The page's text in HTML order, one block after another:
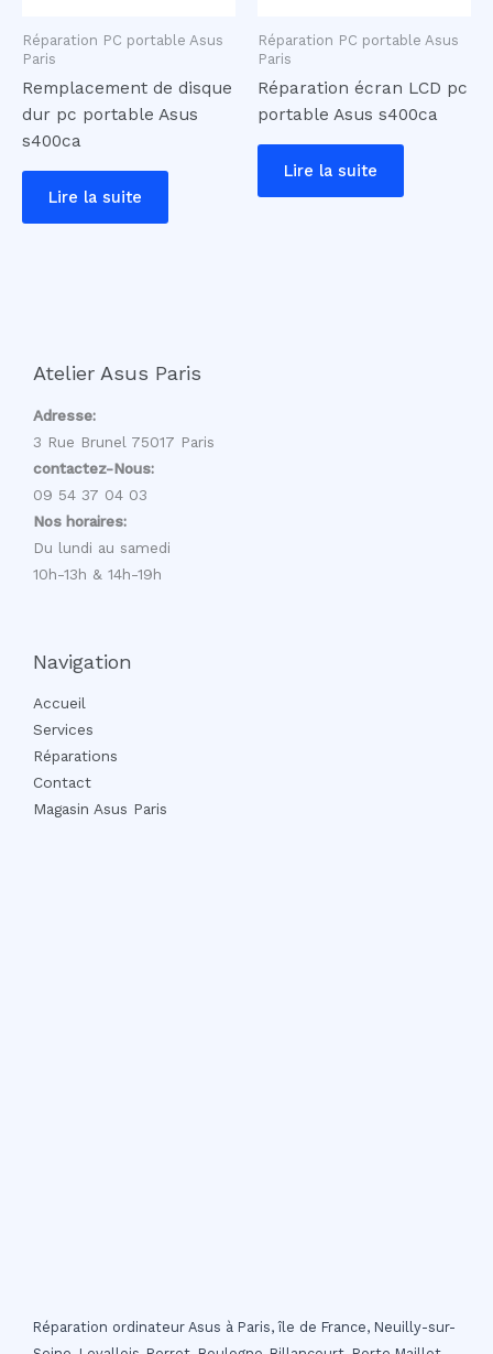
Réparation PC portable Asus
Paris
Remplacement de disque
dur pc portable Asus
s400ca
Lire la suite
Réparation PC portable Asus
Paris
Réparation écran LCD pc
portable Asus s400ca
Lire la suite
Atelier Asus Paris
Adresse:
3 Rue Brunel 75017 Paris
contactez-Nous:
09 54 37 04 03
Nos horaires:
Du lundi au samedi
10h-13h & 14h-19h
Navigation
Accueil
Services
Réparations
Contact
Magasin Asus Paris
Réparation ordinateur Asus à Paris, île de France, Neuilly-sur-